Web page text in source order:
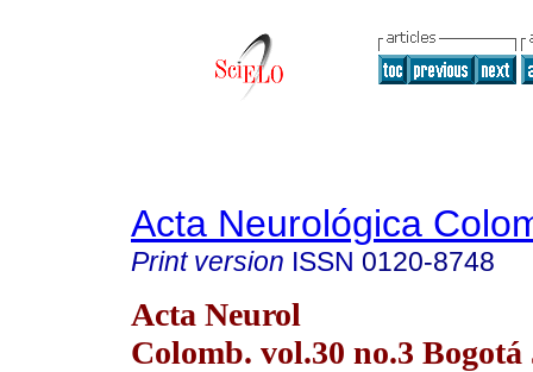
Acta Neurológica
Print version ISSN 0120-8748
Acta Neurol
Colomb. vol.30 no.3 Bogotá